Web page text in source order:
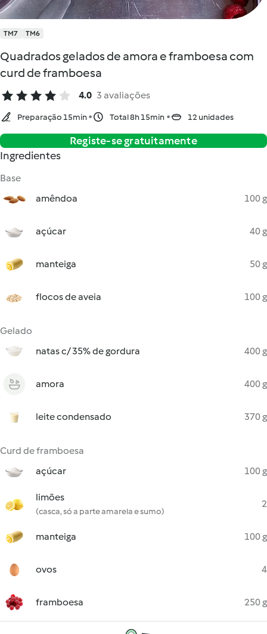
TM7 TM6
Quadrados gelados de amora e framboesa com
curd de framboesa
4.0 3 avaliações
Preparação 15min Total 8h 15min 12 unidades
Registe-se gratuitamente
Ingredientes
Base
amêndoa
100 g
açúcar 40 g
manteiga 50 g
flocos de aveia 100 g
Gelado
natas c/ 35% de gordura
400 g
amora 400 g
leite condensado 370 g
Curd de framboesa
açúcar
100 g
limões
(casca, só a parte amarela e sumo)
2
manteiga 100 g
ovos 4
framboesa 250 g